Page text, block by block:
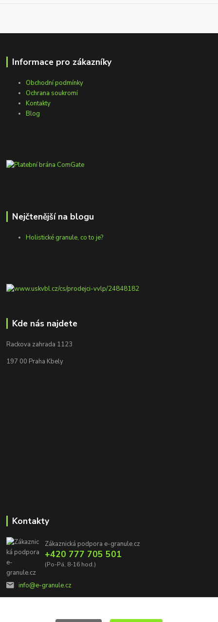
Informace pro zákazníky
Obchodní podmínky
Ochrana soukromí
Kontakty
Blog
Nejčtenější na blogu
Holistické granule, co to je?
Kde nás najdete
Rackova zahrada 1123
197 00 Praha Kbely
Kontakty
Zákaznická podpora e-granule.cz
+420 777 705 501
(Po-Pá, 8-16 hod.)
info@e-granule.cz